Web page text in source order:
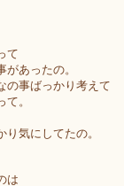
て
あったの。
の事ばっかり考えて
。
気にしてたの。
は